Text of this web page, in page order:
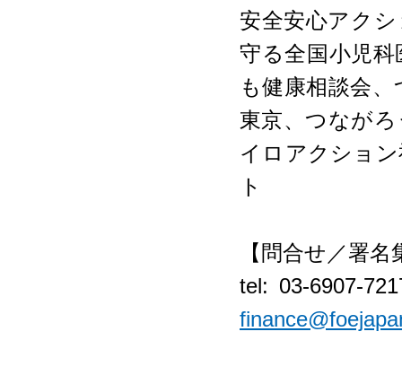
安全安心アク
守る全国小児
も健康相談会
東京、つなが
イロアクショ
ト
【問合せ／署
tel: 03-6907-